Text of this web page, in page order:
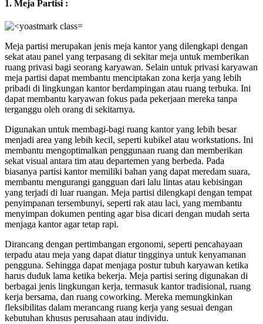
1. Meja Partisi :
Meja partisi merupakan jenis meja kantor yang dilengkapi dengan
sekat atau panel yang terpasang di sekitar meja untuk memberikan
ruang privasi bagi seorang karyawan. Selain untuk privasi karyawan
meja partisi dapat membantu menciptakan zona kerja yang lebih
pribadi di lingkungan kantor berdampingan atau ruang terbuka. Ini
dapat membantu karyawan fokus pada pekerjaan mereka tanpa
terganggu oleh orang di sekitarnya.
Digunakan untuk membagi-bagi ruang kantor yang lebih besar
menjadi area yang lebih kecil, seperti kubikel atau workstations. Ini
membantu mengoptimalkan penggunaan ruang dan memberikan
sekat visual antara tim atau departemen yang berbeda. Pada
biasanya partisi kantor memiliki bahan yang dapat meredam suara,
membantu mengurangi gangguan dari lalu lintas atau kebisingan
yang terjadi di luar ruangan. Meja partisi dilengkapi dengan tempat
penyimpanan tersembunyi, seperti rak atau laci, yang membantu
menyimpan dokumen penting agar bisa dicari dengan mudah serta
menjaga kantor agar tetap rapi.
Dirancang dengan pertimbangan ergonomi, seperti pencahayaan
terpadu atau meja yang dapat diatur tingginya untuk kenyamanan
pengguna. Sehingga dapat menjaga postur tubuh karyawan ketika
harus duduk lama ketika bekerja. Meja partisi sering digunakan di
berbagai jenis lingkungan kerja, termasuk kantor tradisional, ruang
kerja bersama, dan ruang coworking. Mereka memungkinkan
fleksibilitas dalam merancang ruang kerja yang sesuai dengan
kebutuhan khusus perusahaan atau individu.